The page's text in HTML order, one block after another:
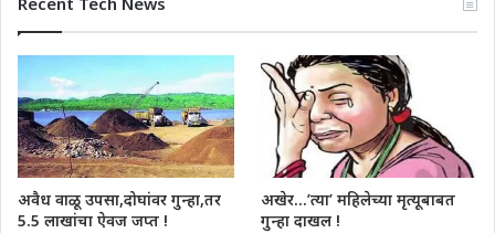
अवैध वाळू उपसा,दोघांवर गुन्हा,तर
5.5 लाखांचा ऐवज जप्त !
अखेर…’त्या’ महिलेच्या मृत्यूबाबत
गुन्हा दाखल !